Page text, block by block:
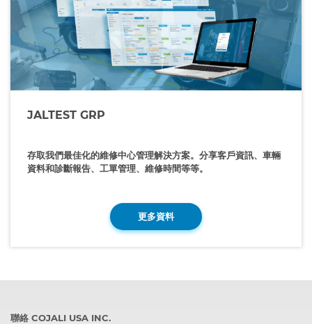
JALTEST GRP
存取我們最佳化的維修中心管理解決方案。分享客戶資訊、車輛
資料和診斷報告、工單管理、維修時間等等。
更多資料
聯絡 COJALI USA INC.